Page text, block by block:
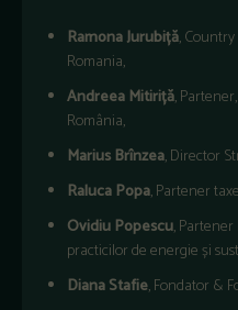
Ramona Jurubiță,
Romania,
Andreea Mitiriță,
România,
Marius Brînzea, Director
Raluca Popa, Partener
Ovidiu Popescu,
practicilor de energie și
Diana Stafie, Fondator &